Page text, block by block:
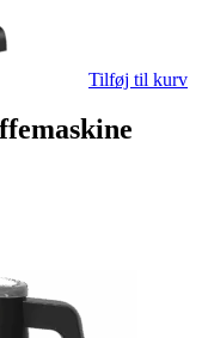
Tilføj til kurv